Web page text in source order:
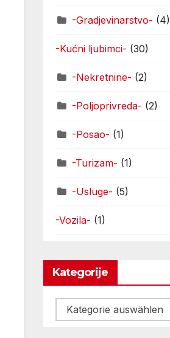
-Gradjevinarstvo- (4)
-Kućni ljubimci- (30)
-Nekretnine- (2)
-Poljoprivreda- (2)
-Posao- (1)
-Turizam- (1)
-Usluge- (5)
-Vozila- (1)
Kategorije
Kategorije